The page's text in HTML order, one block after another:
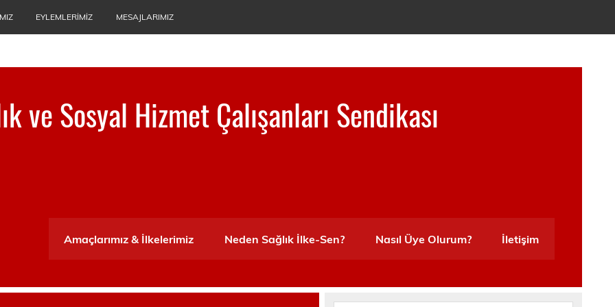
EYLEMLERIMIZ MESAJLARIMIZ
ve Sosyal Hizmet Çalışanları Sendikası
Amaçlarımız & İlkelerimiz
Neden Sağlık İlke-Sen? Nasıl Üye Olurum? İletişim